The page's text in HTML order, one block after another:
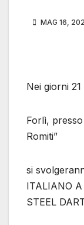
MAG 16,
Nei giorni
Forlì,
Romiti”
si
ITALIANO
STEEL